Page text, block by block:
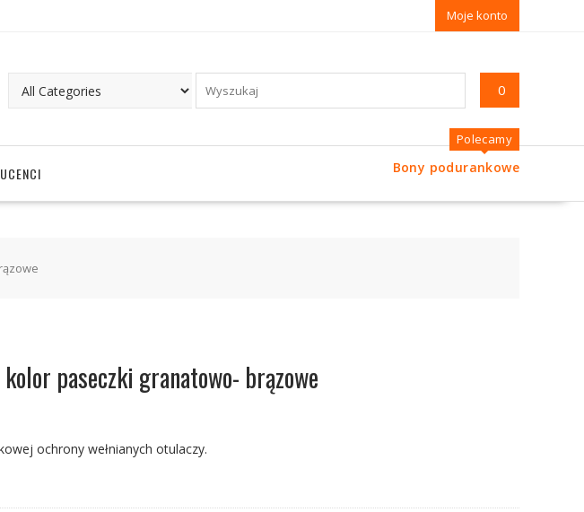
Moje konto
0
Polecamy
Bony podurankowe
paseczki granatowo- brązowe
ochrony wełnianych otulaczy.